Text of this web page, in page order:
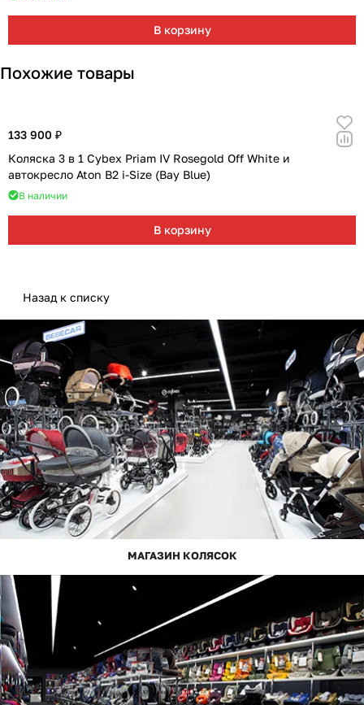
В корзину
Похожие товары
133 900 ₽
Коляска 3 в 1 Cybex Priam IV Rosegold Off White и
автокресло Aton B2 i-Size (Bay Blue)
В наличии
В корзину
Назад к списку
МАГАЗИН КОЛЯСОК